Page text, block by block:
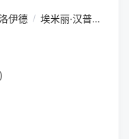
伊德 / 埃米丽·汉普希尔